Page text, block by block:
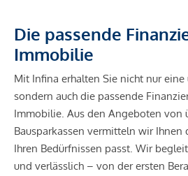
Die passende
Immobilie
Mit Infina erhalten Sie nicht nur
sondern auch die passende
Immobilie. Aus den Angeboten von
Bausparkassen vermitteln wir Ihnen
Ihren Bedürfnissen passt. Wir
und verlässlich – von der ersten